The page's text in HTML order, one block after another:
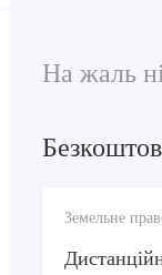
На жаль
Земельне